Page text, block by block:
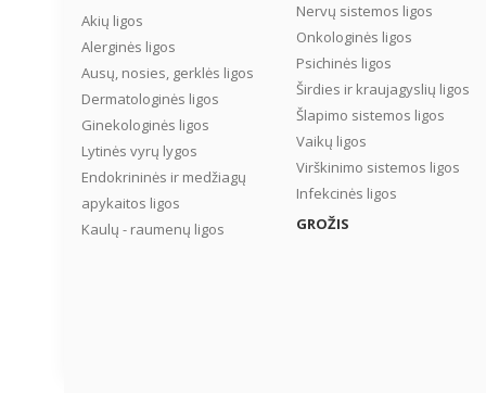
Akių ligos
Alerginės ligos
Ausų, nosies, gerklės ligos
Dermatologinės ligos
Ginekologinės ligos
Lytinės vyrų lygos
Endokrininės ir medžiagų
apykaitos ligos
Kaulų - raumenų ligos
Nervų sistemos ligos
Onkologinės ligos
Psichinės ligos
Širdies ir kraujagyslių ligos
Šlapimo sistemos ligos
Vaikų ligos
Virškinimo sistemos ligos
Infekcinės ligos
GROŽIS